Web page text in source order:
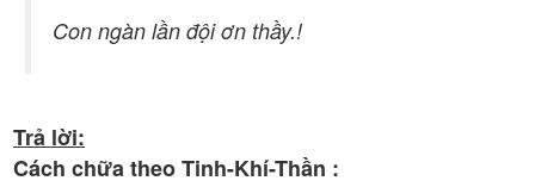
Con ngàn lần đội ơn thầy.!
Trả lời:
Cách chữa theo Tinh-Khí-Thần :